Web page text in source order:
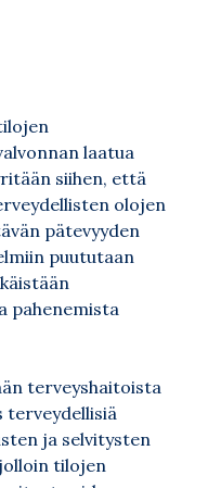
laatua
siihen, että
olojen
pätevyyden
puututaan
pahenemista
terveyshaitoista
terveydellisiä
ja selvitysten
tilojen